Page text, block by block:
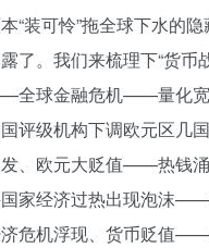
“装可怜”拖全球下水的
。我们来梳理下“货币
全球金融危机——量化
评级机构下调欧元区几
、欧元大贬值——热钱
家经济过热出现泡沫
危机浮现、货币贬值